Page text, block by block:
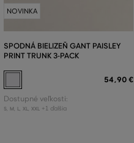
NOVINKA
SPODNÁ BIELIZEŇ GANT PAISLEY
PRINT TRUNK 3-PACK
54,90 €
Dostupné veľkosti:
S, M L XL XXL +1 ďalšia